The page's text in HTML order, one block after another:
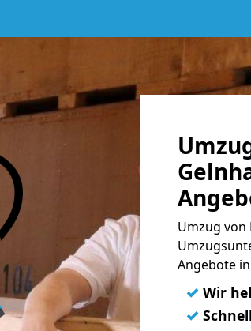
Umzug von
Angebote
✓ Wir
✓